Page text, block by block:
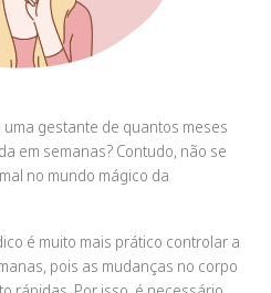
gestante de quantos meses
em semanas? Contudo, não se
no mundo mágico da
é muito mais prático controlar a
pois as mudanças no corpo